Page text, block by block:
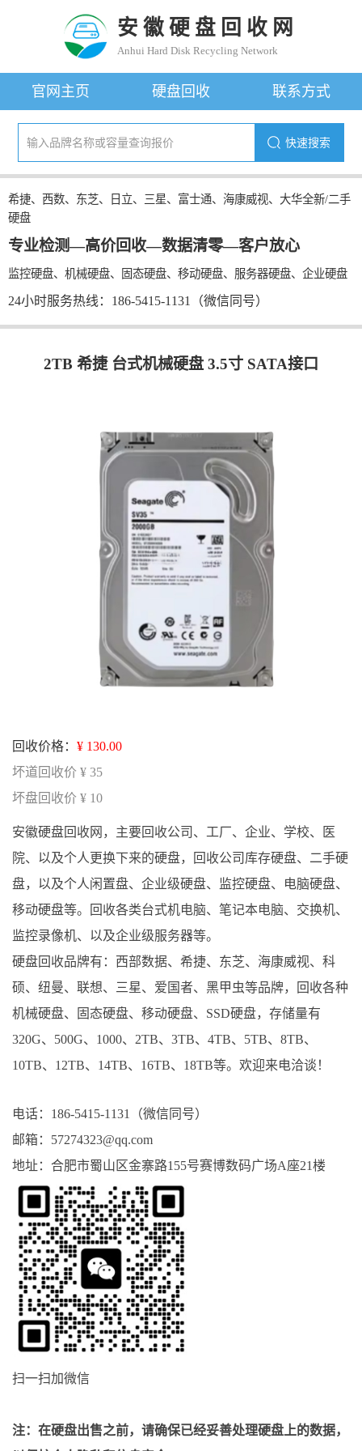
安徽硬盘回收网
Anhui Hard Disk Recycling Network
官网主页 硬盘回收 联系方式
快速搜索
希捷、西数、东芝、日立、三星、富士通、海康威视、大华全新/二手
硬盘
专业检测—高价回收—数据清零—客户放心
监控硬盘、机械硬盘、固态硬盘、移动硬盘、服务器硬盘、企业硬盘
24小时服务热线：186-5415-1131（微信同号）
2TB 希捷 台式机械硬盘 3.5寸 SATA接口
回收价格： ¥ 130.00
坏道回收价 ¥ 35
坏盘回收价 ¥ 10
安徽硬盘回收网，主要回收公司、工厂、企业、学校、医
院、以及个人更换下来的硬盘，回收公司库存硬盘、二手硬
盘，以及个人闲置盘、企业级硬盘、监控硬盘、电脑硬盘、
移动硬盘等。回收各类台式机电脑、笔记本电脑、交换机、
监控录像机、以及企业级服务器等。
硬盘回收品牌有：西部数据、希捷、东芝、海康威视、科
硕、纽曼、联想、三星、爱国者、黑甲虫等品牌，回收各种
机械硬盘、固态硬盘、移动硬盘、SSD硬盘，存储量有
320G、500G、1000、2TB、3TB、4TB、5TB、8TB、
10TB、12TB、14TB、16TB、18TB等。欢迎来电洽谈！
电话：186-5415-1131（微信同号）
邮箱：57274323@qq.com
地址：合肥市蜀山区金寨路155号赛博数码广场A座21楼
扫一扫加微信
注：在硬盘出售之前，请确保已经妥善处理硬盘上的数据，